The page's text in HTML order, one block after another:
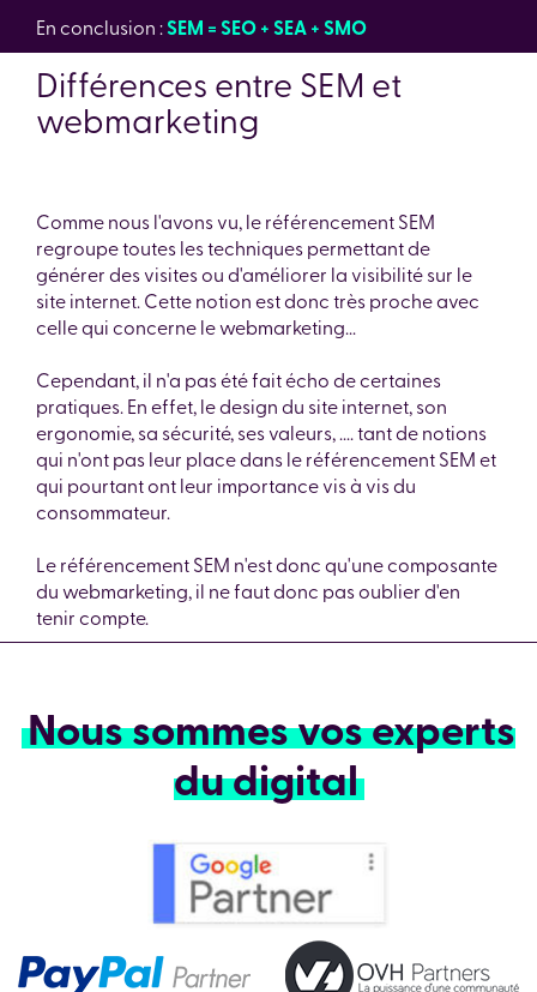
En conclusion :SEM = SEO + SEA + SMO
Différences entre SEM et
webmarketing
Comme nous l'avons vu, le référencement SEM
regroupe toutes les techniques permettant de
générer des visites ou d'améliorer la visibilité sur le
site internet. Cette notion est donc très proche avec
celle qui concerne le webmarketing...
Cependant, il n'a pas été fait écho de certaines
pratiques. En effet, le design du site internet, son
ergonomie, sa sécurité, ses valeurs, .... tant de notions
qui n'ont pas leur place dans le référencement SEM et
qui pourtant ont leur importance vis à vis du
consommateur.
Le référencement SEM n'est donc qu'une composante
du webmarketing, il ne faut donc pas oublier d'en
tenir compte.
Nous sommes vos experts
du digital